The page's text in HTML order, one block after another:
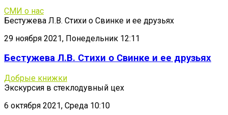
СМИ о нас
Бестужева Л.В. Стихи о Свинке и ее друзьях
29 ноября 2021, Понедельник 12:11
Бестужева Л.В. Стихи о Свинке и ее друзьях
Добрые книжки
Экскурсия в стеклодувный цех
6 октября 2021, Среда 10:10